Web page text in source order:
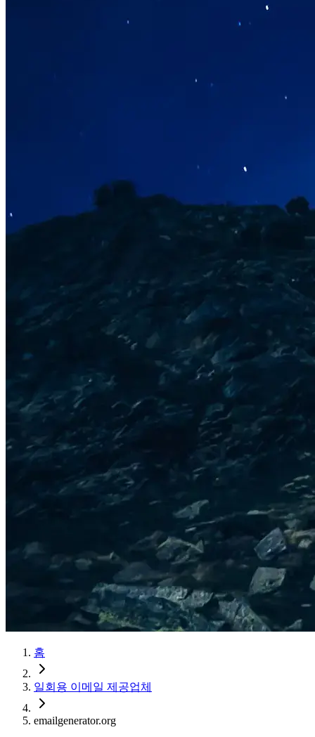
홈
일회용 이메일 제공업체
emailgenerator.org